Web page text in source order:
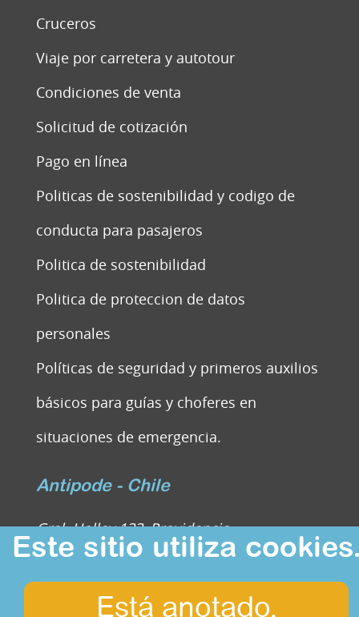
Cruceros
Viaje por carretera y autotour
Condiciones de venta
Solicitud de cotización
Pago en línea
Politicas de sostenibilidad y codigo de
conducta para pasajeros
Politica de sostenibilidad
Politica de proteccion de datos
personales
Políticas de seguridad y primeros auxilios
básicos para guías y choferes en
situaciones de emergencia.
Antipode - Chile
Gral. Holley 133, Providencia
Regíon Metropolitana, Chile
Este sitio utiliza
Está anotado,